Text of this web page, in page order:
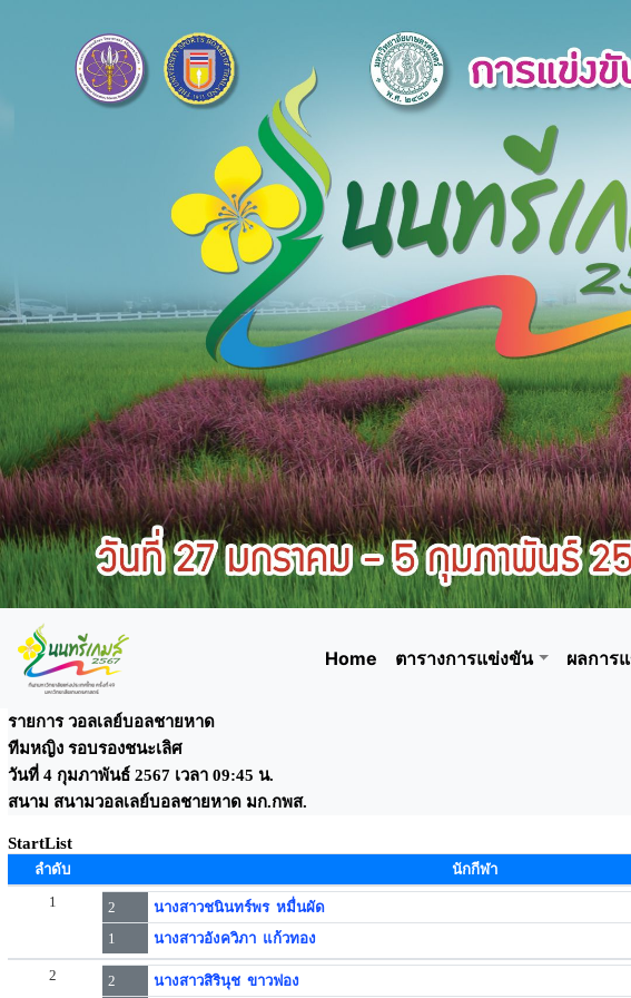
Home ตารางการแข่งขัน ผลการ
รายการ วอลเลย์บอลชายหาด
ทีมหญิง รอบรองชนะเลิศ
วันที่ 4 กุมภาพันธ์ 2567 เวลา 09:45 น.
สนาม สนามวอลเลย์บอลชายหาด มก.กพส.
StartList
ลำดับ นักกีฬา
1
2
นางสาวชนินทร์พร หมื่นผัด
1
นางสาวอังควิภา แก้วทอง
2 2 นางสาวสิรินุช ขาวฟอง